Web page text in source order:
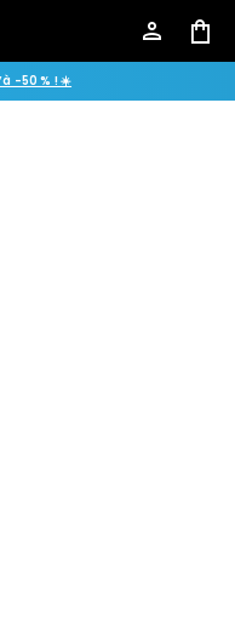
person shopping_bag
-50 % ! ☀️